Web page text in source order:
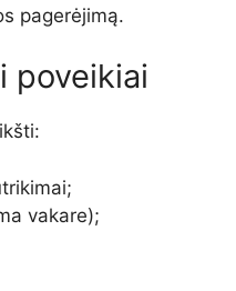
pagerėjimą.
poveikiai
vakare);